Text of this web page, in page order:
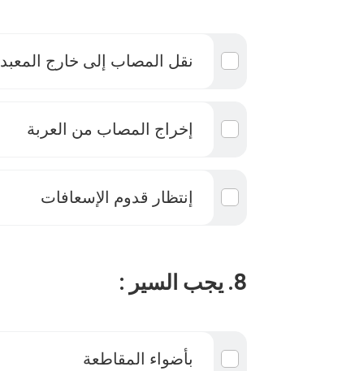
نقل المصاب إلى خارج المعبد
إخراج المصاب من العربة
إنتظار قدوم الإسعافات
8. يجب السير :
بأضواء المقاطعة